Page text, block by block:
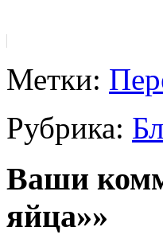
Метки:
Рубрика:
Ваши
яйца»»